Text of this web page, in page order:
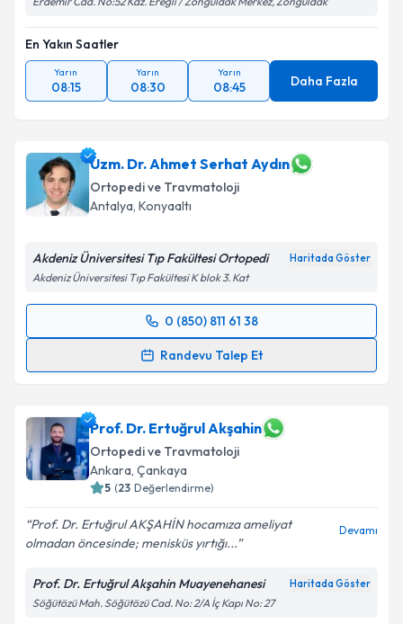
En Yakın Saatler
Yarın
08:15
Yarın
08:30
Yarın
08:45 Daha Fazla
Uzm. Dr. Ahmet Serhat Aydın
Ortopedi ve Travmatoloji
Antalya, Konyaaltı
Akdeniz Üniversitesi Tıp Fakültesi Ortopedi Haritada Göster
Akdeniz Üniversitesi Tıp Fakültesi K blok 3. Kat
0 (850) 811 61 38
Randevu Talep Et
Randevu Takvimi Talebi
için bir takvim hazırlandığında e-posta ile
bilgilendireceğiz.
E-posta Adresiniz
Metni'ni okudum ve kişisel verilerimin belirtilen
kapsamda işlenmesini kabul ediyorum.
Prof. Dr. Ertuğrul Akşahin
Ortopedi ve Travmatoloji
Ankara, Çankaya
5 (23 Değerlendirme)
Prof. Dr. Ertuğrul AKŞAHİN hocamıza ameliyat
olmadan öncesinde; menisküs yırtığı...
Devamı
Prof. Dr. Ertuğrul Akşahin Muayenehanesi Haritada Göster
Söğütözü Mah. Söğütözü Cad. No: 2/A İç Kapı No: 27